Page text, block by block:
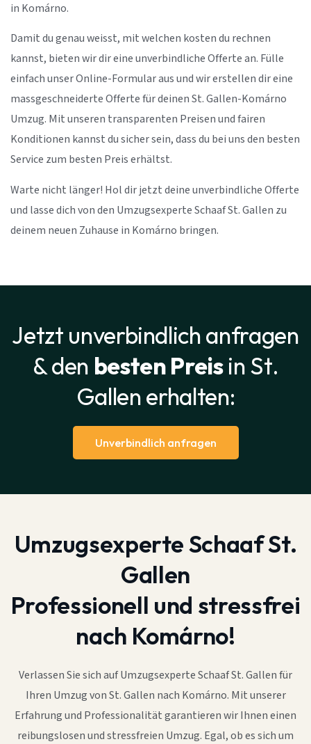
in Komárno.
Damit du genau weisst, mit welchen kosten du rechnen
kannst, bieten wir dir eine unverbindliche Offerte an. Fülle
einfach unser Online-Formular aus und wir erstellen dir eine
massgeschneiderte Offerte für deinen St. Gallen-Komárno
Umzug. Mit unseren transparenten Preisen und fairen
Konditionen kannst du sicher sein, dass du bei uns den besten
Service zum besten Preis erhältst.
Warte nicht länger! Hol dir jetzt deine unverbindliche Offerte
und lasse dich von den Umzugsexperte Schaaf St. Gallen zu
deinem neuen Zuhause in Komárno bringen.
Jetzt unverbindlich anfragen
& den besten Preisin St.
Gallen erhalten:
Unverbindlich anfragen
Umzugsexperte Schaaf St.
Gallen
Professionell und stressfrei
nach Komárno!
Verlassen Sie sich auf Umzugsexperte Schaaf St. Gallen für
Ihren Umzug von St. Gallen nach Komárno. Mit unserer
Erfahrung und Professionalität garantieren wir Ihnen einen
reibungslosen und stressfreien Umzug. Egal, ob es sich um